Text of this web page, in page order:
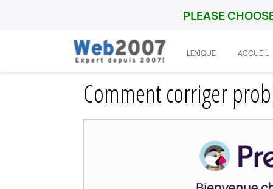
PLEASE
LEXIQUE ACCUEIL
Accueil Prestashop
Comment corriger